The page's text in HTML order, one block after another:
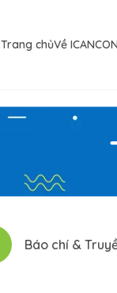
Trang chủVề
Báo chí &